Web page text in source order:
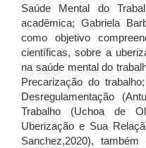
Saúde Mental do
acadêmica; Gabriela
como objetivo
científicas, sobre a
na saúde mental do
Precarização do
Desregulamentação
Trabalho (Uchoa de
Uberização e Sua
Sanchez,2020),